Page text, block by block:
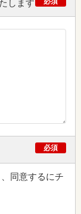
します
必須
同意するにチ